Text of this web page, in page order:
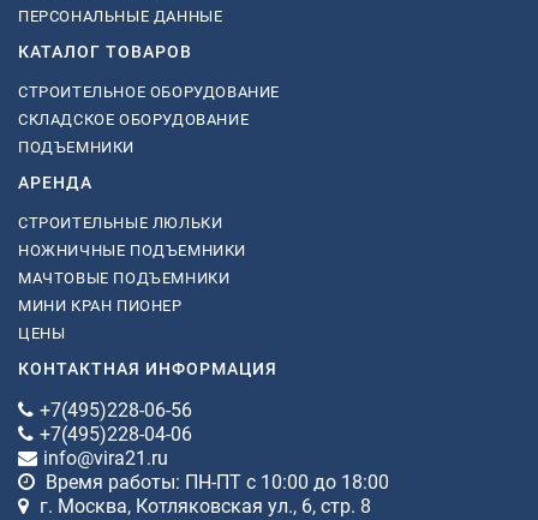
ПЕРСОНАЛЬНЫЕ ДАННЫЕ
КАТАЛОГ ТОВАРОВ
СТРОИТЕЛЬНОЕ ОБОРУДОВАНИЕ
СКЛАДСКОЕ ОБОРУДОВАНИЕ
ПОДЪЕМНИКИ
АРЕНДА
СТРОИТЕЛЬНЫЕ ЛЮЛЬКИ
НОЖНИЧНЫЕ ПОДЪЕМНИКИ
МАЧТОВЫЕ ПОДЪЕМНИКИ
МИНИ КРАН ПИОНЕР
ЦЕНЫ
КОНТАКТНАЯ ИНФОРМАЦИЯ
+7(495)228-06-56
+7(495)228-04-06
info@vira21.ru
Время работы: ПН-ПТ с 10:00 до 18:00
г. Москва, Котляковская ул., 6, стр. 8